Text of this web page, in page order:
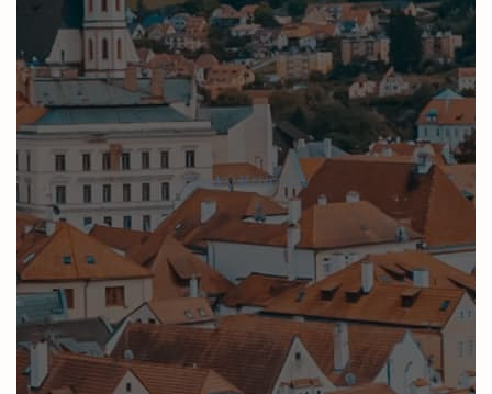
Český Krumlov